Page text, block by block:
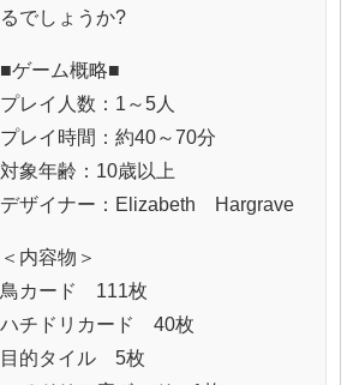
るでしょうか?
■ゲーム概略■
プレイ人数：1～5人
プレイ時間：約40～70分
対象年齢：10歳以上
デザイナー：Elizabeth Hargrave
＜内容物＞
鳥カード 111枚
ハチドリカード 40枚
目的タイル 5枚